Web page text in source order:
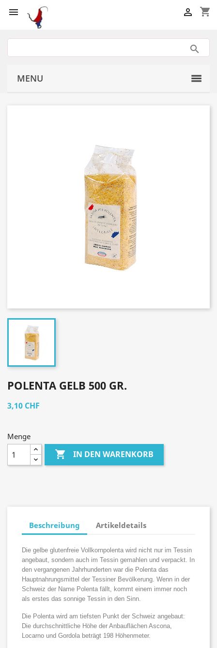
 shopping_cart

MENU
POLENTA GELB 500 GR.
3,10 CHF
Menge
 IN DEN WARENKORB
Beschreibung Artikeldetails
Die gelbe glutenfreie Vollkornpolenta wird nicht nur im Tessin
angebaut, sondern auch im Tessin gemahlen und verpackt. In
den vergangenen Jahrhunderten war die Polenta das
Hauptnahrungsmittel der Tessiner Bevölkerung. Wenn in der
Schweiz der Name Polenta fällt, kommt einem immer noch
als erstes das sonnige Tessin in den Sinn.
Die Polenta wird am tiefsten Punkt der Schweiz angebaut:
Die durchschnittliche Höhe der Anbauflächen Ascona,
Locarno und Gordola beträgt 198 Höhenmeter.